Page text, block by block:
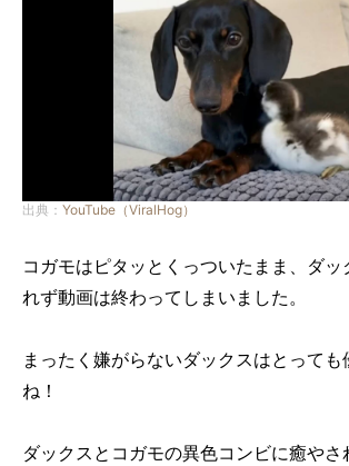
出典： YouTube（ViralHog）
コガモはピタッとくっついたまま、ダ
れず動画は終わってしまいました。
まったく嫌がらないダックスはとっても
ね！
ダックスとコガモの異色コンビに癒やさ